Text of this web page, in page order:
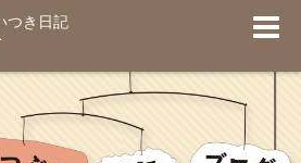
つき日記